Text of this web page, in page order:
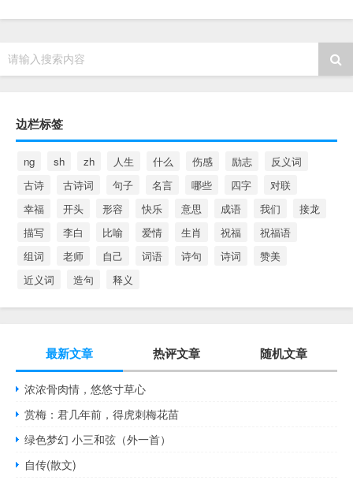
请输入搜索内容
边栏标签
ng sh zh 人生 什么 伤感 励志
反义词
古诗
古诗词 句子 名言 哪些 四字
对联
幸福
开头 形容 快乐 意思 成语 我们
接龙
描写
李白 比喻 爱情 生肖 祝福
祝福语
组词
老师 自己 词语 诗句 诗词
赞美
近义词
造句 释义
最新文章 热评文章 随机文章
浓浓骨肉情，悠悠寸草心
赏梅：君几年前，得虎刺梅花苗
绿色梦幻 小三和弦（外一首）
自传(散文)